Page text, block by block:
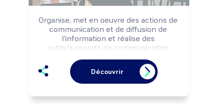
Organise, met en oeuvre des actions de
communication et de diffusion de
l'information et réalise des
outils/supports de communication
participer à la définition de la politique
de communication et élaborer le plan
de communication. Peut diriger un
Découvrir